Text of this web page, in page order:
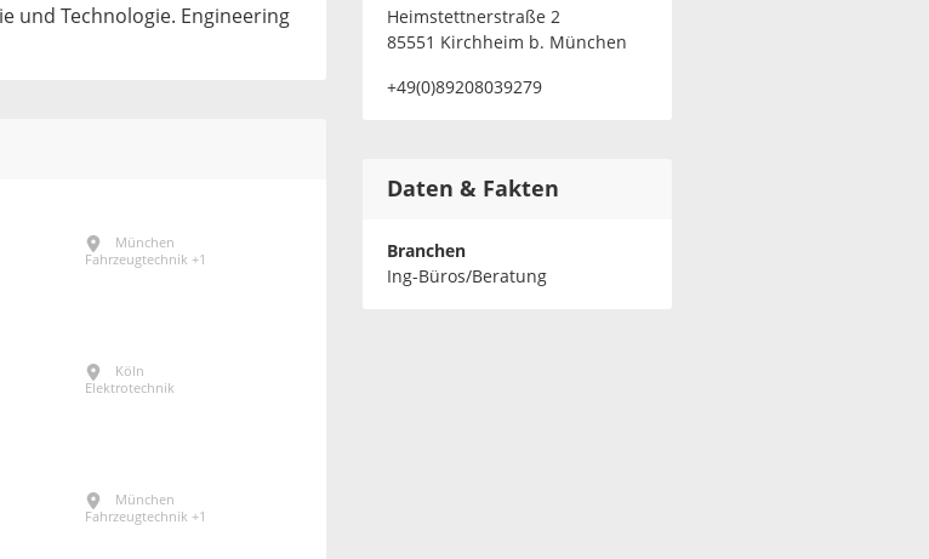
und Technologie. Engineering
München
Fahrzeugtechnik +1
Köln
Elektrotechnik
München
Fahrzeugtechnik +1
Heimstettnerstraße 2
85551 Kirchheim b. München
+49(0)89208039279
Daten & Fakten
Branchen
Ing-Büros/Beratung